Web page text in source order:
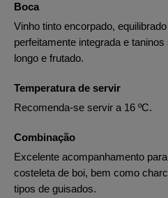
Boca
Vinho tinto encorpado,
perfeitamente integrada e
longo e frutado.
Temperatura de servir
Recomenda-se servir a 16 ºC.
Combinação
Excelente acompanhamento
costeleta de boi, bem como
tipos de guisados.